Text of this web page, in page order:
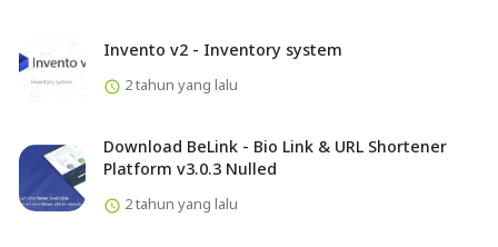
Invento v2 - Inventory system
2 tahun yang lalu
Download BeLink - Bio Link & URL Shortener
Platform v3.0.3 Nulled
2 tahun yang lalu